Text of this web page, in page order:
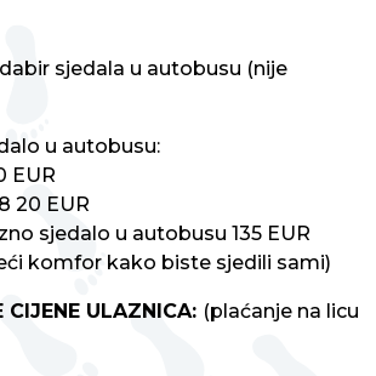
sjedala u autobusu (nije
u autobusu:
EUR
20 EUR
sjedalo u autobusu 135 EUR
komfor kako biste sjedili sami)
CIJENE ULAZNICA: (plaćanje na licu